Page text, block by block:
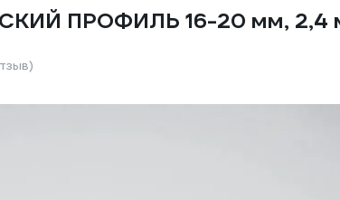
ПРОФИЛЬ 16-20 мм, 2,4